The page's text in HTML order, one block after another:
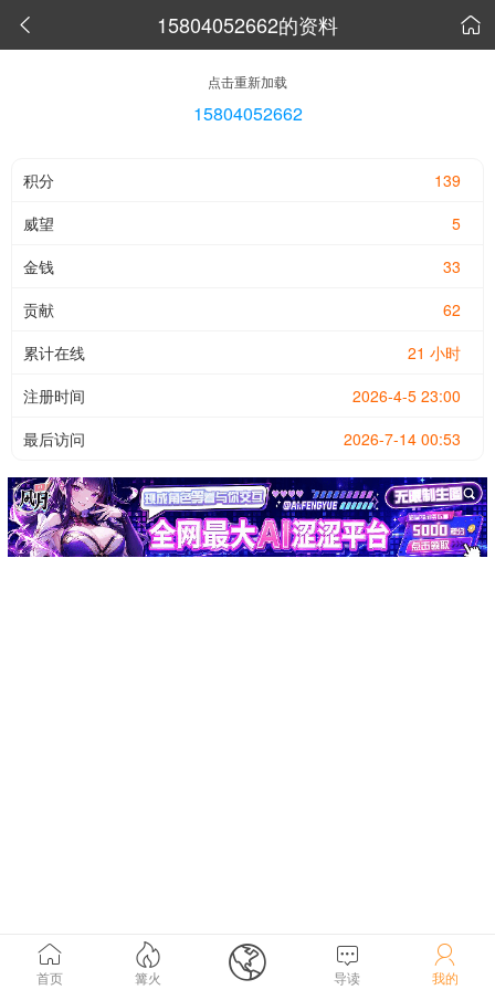
 15804052662的资料 
点击重新加载
15804052662
139
积分
5
威望
33
金钱
62
贡献
21 小时
累计在线
2026-4-5 23:00
注册时间
2026-7-14 00:53
最后访问

首页

篝火  
导读

我的